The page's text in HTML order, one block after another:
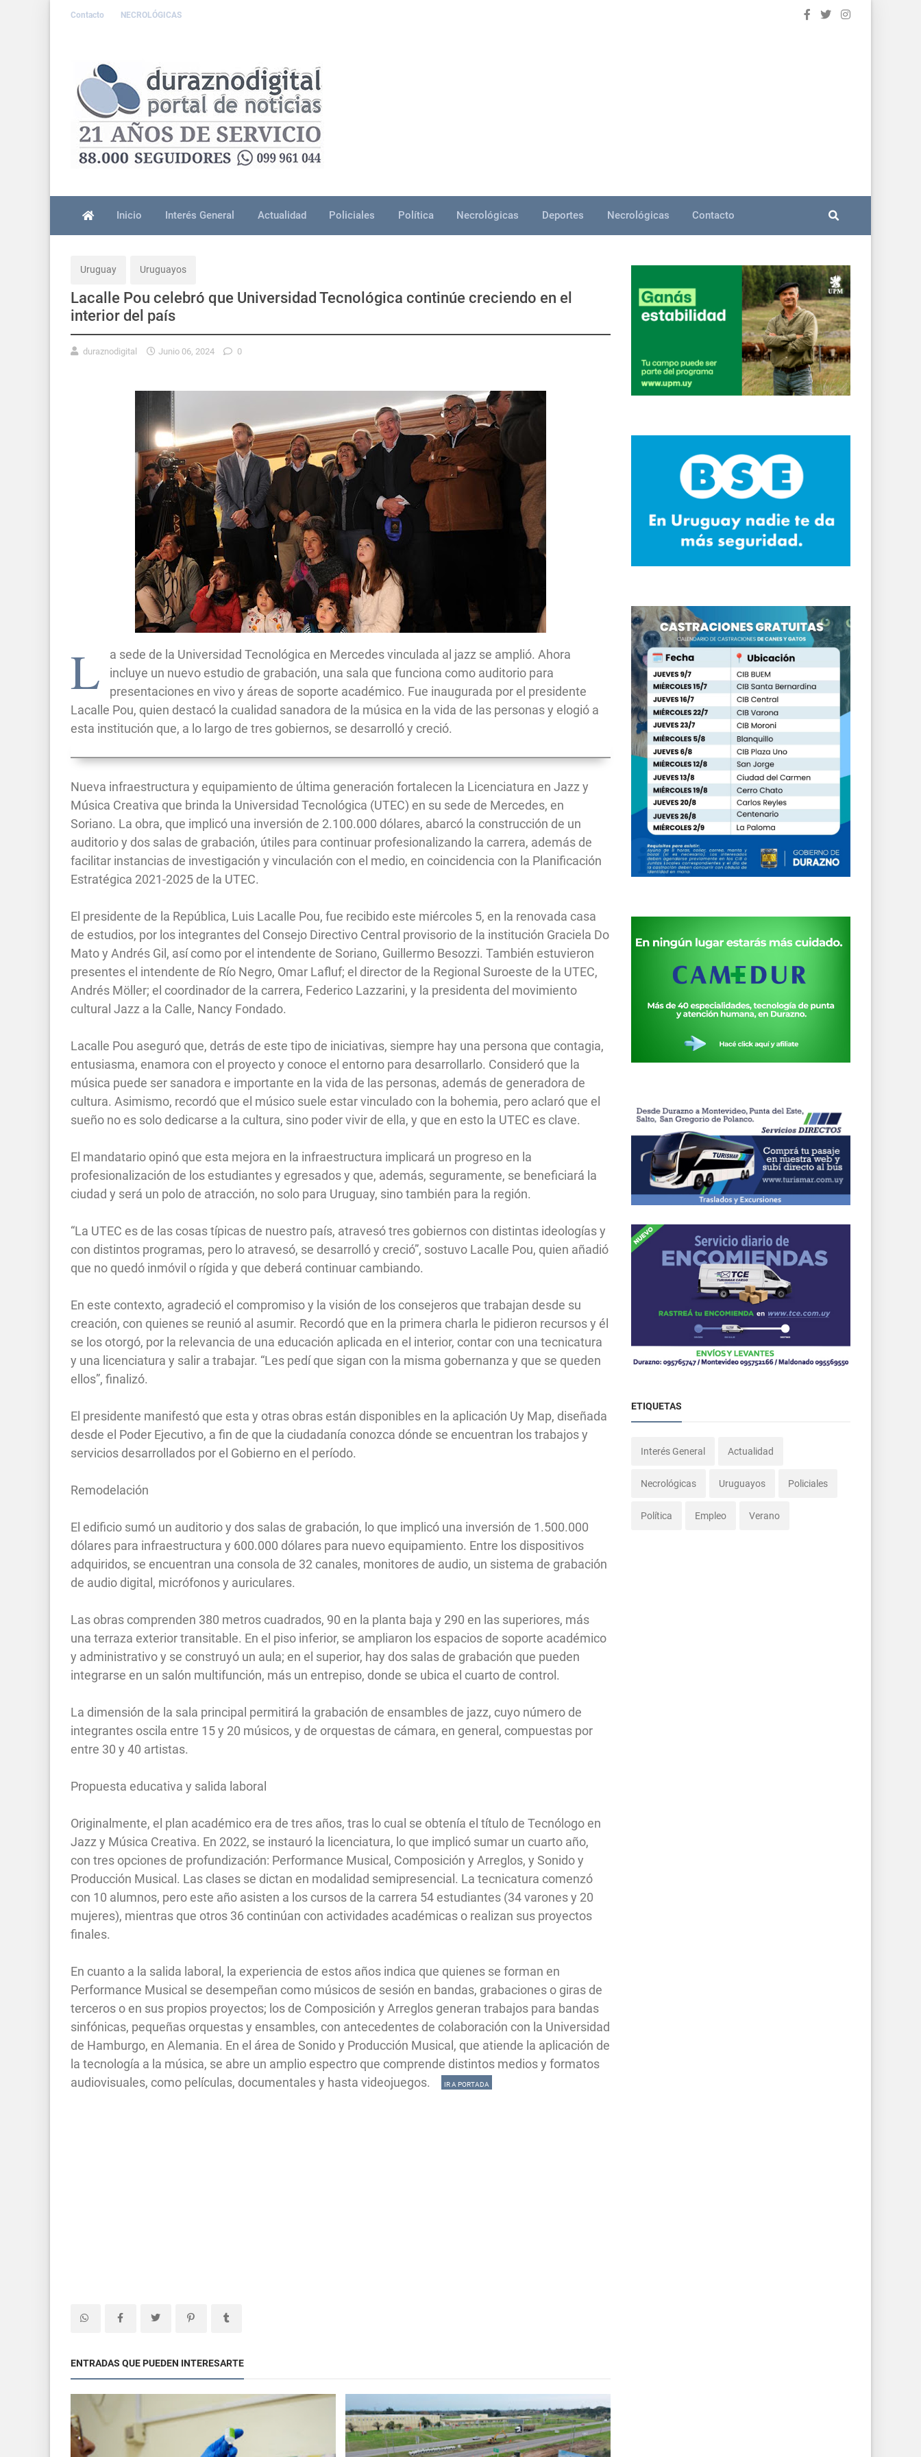
Contacto NECROLÓGICAS
Inicio Interés General Actualidad Policiales Política Necrológicas Deportes Necrológicas Contacto
Uruguay Uruguayos
Lacalle Pou celebró que Universidad Tecnológica continúe creciendo en el
interior del país
duraznodigital Junio 06, 2024 0
L
a sede de la Universidad Tecnológica en Mercedes vinculada al jazz se amplió. Ahora
incluye un nuevo estudio de grabación, una sala que funciona como auditorio para
presentaciones en vivo y áreas de soporte académico. Fue inaugurada por el presidente
Lacalle Pou, quien destacó la cualidad sanadora de la música en la vida de las personas y elogió a
esta institución que, a lo largo de tres gobiernos, se desarrolló y creció.
Nueva infraestructura y equipamiento de última generación fortalecen la Licenciatura en Jazz y
Música Creativa que brinda la Universidad Tecnológica (UTEC) en su sede de Mercedes, en
Soriano. La obra, que implicó una inversión de 2.100.000 dólares, abarcó la construcción de un
auditorio y dos salas de grabación, útiles para continuar profesionalizando la carrera, además de
facilitar instancias de investigación y vinculación con el medio, en coincidencia con la Planificación
Estratégica 2021-2025 de la UTEC.
El presidente de la República, Luis Lacalle Pou, fue recibido este miércoles 5, en la renovada casa
de estudios, por los integrantes del Consejo Directivo Central provisorio de la institución Graciela Do
Mato y Andrés Gil, así como por el intendente de Soriano, Guillermo Besozzi. También estuvieron
presentes el intendente de Río Negro, Omar Lafluf; el director de la Regional Suroeste de la UTEC,
Andrés Möller; el coordinador de la carrera, Federico Lazzarini, y la presidenta del movimiento
cultural Jazz a la Calle, Nancy Fondado.
Lacalle Pou aseguró que, detrás de este tipo de iniciativas, siempre hay una persona que contagia,
entusiasma, enamora con el proyecto y conoce el entorno para desarrollarlo. Consideró que la
música puede ser sanadora e importante en la vida de las personas, además de generadora de
cultura. Asimismo, recordó que el músico suele estar vinculado con la bohemia, pero aclaró que el
sueño no es solo dedicarse a la cultura, sino poder vivir de ella, y que en esto la UTEC es clave.
El mandatario opinó que esta mejora en la infraestructura implicará un progreso en la
profesionalización de los estudiantes y egresados y que, además, seguramente, se beneficiará la
ciudad y será un polo de atracción, no solo para Uruguay, sino también para la región.
“La UTEC es de las cosas típicas de nuestro país, atravesó tres gobiernos con distintas ideologías y
con distintos programas, pero lo atravesó, se desarrolló y creció”, sostuvo Lacalle Pou, quien añadió
que no quedó inmóvil o rígida y que deberá continuar cambiando.
En este contexto, agradeció el compromiso y la visión de los consejeros que trabajan desde su
creación, con quienes se reunió al asumir. Recordó que en la primera charla le pidieron recursos y él
se los otorgó, por la relevancia de una educación aplicada en el interior, contar con una tecnicatura
y una licenciatura y salir a trabajar. “Les pedí que sigan con la misma gobernanza y que se queden
ellos”, finalizó.
El presidente manifestó que esta y otras obras están disponibles en la aplicación Uy Map, diseñada
desde el Poder Ejecutivo, a fin de que la ciudadanía conozca dónde se encuentran los trabajos y
servicios desarrollados por el Gobierno en el período.
Remodelación
El edificio sumó un auditorio y dos salas de grabación, lo que implicó una inversión de 1.500.000
dólares para infraestructura y 600.000 dólares para nuevo equipamiento. Entre los dispositivos
adquiridos, se encuentran una consola de 32 canales, monitores de audio, un sistema de grabación
de audio digital, micrófonos y auriculares.
Las obras comprenden 380 metros cuadrados, 90 en la planta baja y 290 en las superiores, más
una terraza exterior transitable. En el piso inferior, se ampliaron los espacios de soporte académico
y administrativo y se construyó un aula; en el superior, hay dos salas de grabación que pueden
integrarse en un salón multifunción, más un entrepiso, donde se ubica el cuarto de control.
La dimensión de la sala principal permitirá la grabación de ensambles de jazz, cuyo número de
integrantes oscila entre 15 y 20 músicos, y de orquestas de cámara, en general, compuestas por
entre 30 y 40 artistas.
Propuesta educativa y salida laboral
Originalmente, el plan académico era de tres años, tras lo cual se obtenía el título de Tecnólogo en
Jazz y Música Creativa. En 2022, se instauró la licenciatura, lo que implicó sumar un cuarto año,
con tres opciones de profundización: Performance Musical, Composición y Arreglos, y Sonido y
Producción Musical. Las clases se dictan en modalidad semipresencial. La tecnicatura comenzó
con 10 alumnos, pero este año asisten a los cursos de la carrera 54 estudiantes (34 varones y 20
mujeres), mientras que otros 36 continúan con actividades académicas o realizan sus proyectos
finales.
En cuanto a la salida laboral, la experiencia de estos años indica que quienes se forman en
Performance Musical se desempeñan como músicos de sesión en bandas, grabaciones o giras de
terceros o en sus propios proyectos; los de Composición y Arreglos generan trabajos para bandas
sinfónicas, pequeñas orquestas y ensambles, con antecedentes de colaboración con la Universidad
de Hamburgo, en Alemania. En el área de Sonido y Producción Musical, que atiende la aplicación de
la tecnología a la música, se abre un amplio espectro que comprende distintos medios y formatos
audiovisuales, como películas, documentales y hasta videojuegos.
IR A PORTADA
ENTRADAS QUE PUEDEN INTERESARTE
ETIQUETAS
Interés General Actualidad
Necrológicas Uruguayos Policiales
Política Empleo Verano